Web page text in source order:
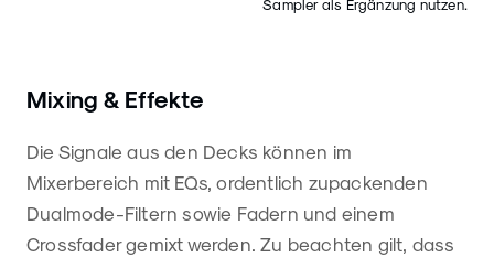
Sampler als Ergänzung nutzen.
Mixing & Effekte
Die Signale aus den Decks können im
Mixerbereich mit EQs, ordentlich zupackenden
Dualmode-Filtern sowie Fadern und einem
Crossfader gemixt werden. Zu beachten gilt, dass